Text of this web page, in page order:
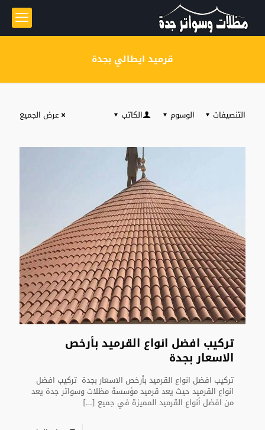
قرميد ايطالي بجدة
التنصيفات الوسوم الكاتب عرض الجميع
تركيب افضل انواع القرميد بأرخص
الاسعار بجدة
تركيب افضل انواع القرميد بأرخص الاسعار بجدة تركيب افضل
انواع القرميد حيث يعد قرميد مؤسسة مظلات وسواتر جدة يعد
من افضل أنواع القرميد المميزة في جميع […]